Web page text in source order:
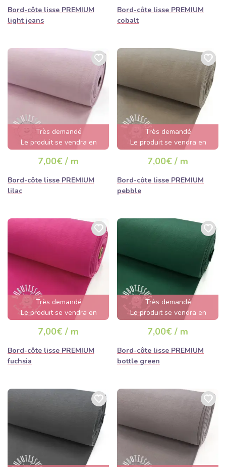
Bord-côte lisse PREMIUM
light jeans
Bord-côte lisse PREMIUM
cobalt
Très demandé
Le produit se vendra en
quelques heures
7,00€ / m
Bord-côte lisse PREMIUM
lilac
Très demandé
Le produit se vendra en
quelques heures
7,00€ / m
Bord-côte lisse PREMIUM
pebble
Très demandé
Le produit se vendra en
quelques heures
7,00€ / m
Bord-côte lisse PREMIUM
fuchsia
Très demandé
Le produit se vendra en
quelques heures
7,00€ / m
Bord-côte lisse PREMIUM
bottle green